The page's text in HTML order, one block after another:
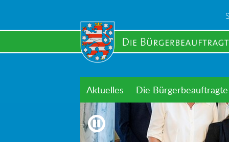
main
Aktuelles Die Bürgerbeauftragte